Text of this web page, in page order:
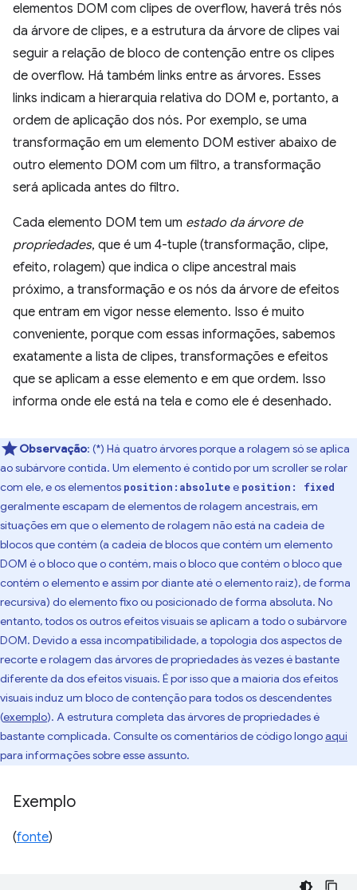
elementos DOM com clipes de overflow, haverá três nós
da árvore de clipes, e a estrutura da árvore de clipes vai
seguir a relação de bloco de contenção entre os clipes
de overflow. Há também links entre as árvores. Esses
links indicam a hierarquia relativa do DOM e, portanto, a
ordem de aplicação dos nós. Por exemplo, se uma
transformação em um elemento DOM estiver abaixo de
outro elemento DOM com um filtro, a transformação
será aplicada antes do filtro.
Cada elemento DOM tem um estado da árvore de
propriedades, que é um 4-tuple (transformação, clipe,
efeito, rolagem) que indica o clipe ancestral mais
próximo, a transformação e os nós da árvore de efeitos
que entram em vigor nesse elemento. Isso é muito
conveniente, porque com essas informações, sabemos
exatamente a lista de clipes, transformações e efeitos
que se aplicam a esse elemento e em que ordem. Isso
informa onde ele está na tela e como ele é desenhado.
Observação: (*) Há quatro árvores porque a rolagem só se aplica
ao subárvore contida. Um elemento é contido por um scroller se rolar
com ele, e os elementos position:absolutee position: fixed
geralmente escapam de elementos de rolagem ancestrais, em
situações em que o elemento de rolagem não está na cadeia de
blocos que contém (a cadeia de blocos que contém um elemento
DOM é o bloco que o contém, mais o bloco que contém o bloco que
contém o elemento e assim por diante até o elemento raiz), de forma
recursiva) do elemento fixo ou posicionado de forma absoluta. No
entanto, todos os outros efeitos visuais se aplicam a todo o subárvore
DOM. Devido a essa incompatibilidade, a topologia dos aspectos de
recorte e rolagem das árvores de propriedades às vezes é bastante
diferente da dos efeitos visuais. É por isso que a maioria dos efeitos
visuais induz um bloco de contenção para todos os descendentes
(exemplo). A estrutura completa das árvores de propriedades é
bastante complicada. Consulte os comentários de código longoaqui
para informações sobre esse assunto.
Exemplo
(fonte)